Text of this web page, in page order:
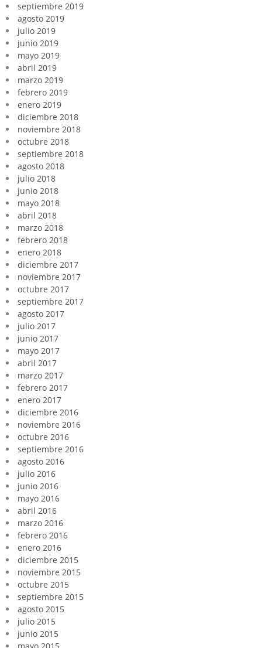
septiembre 2019
agosto 2019
julio 2019
junio 2019
mayo 2019
abril 2019
marzo 2019
febrero 2019
enero 2019
diciembre 2018
noviembre 2018
octubre 2018
septiembre 2018
agosto 2018
julio 2018
junio 2018
mayo 2018
abril 2018
marzo 2018
febrero 2018
enero 2018
diciembre 2017
noviembre 2017
octubre 2017
septiembre 2017
agosto 2017
julio 2017
junio 2017
mayo 2017
abril 2017
marzo 2017
febrero 2017
enero 2017
diciembre 2016
noviembre 2016
octubre 2016
septiembre 2016
agosto 2016
julio 2016
junio 2016
mayo 2016
abril 2016
marzo 2016
febrero 2016
enero 2016
diciembre 2015
noviembre 2015
octubre 2015
septiembre 2015
agosto 2015
julio 2015
junio 2015